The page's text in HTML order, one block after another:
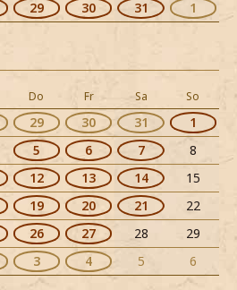
29 30 31 1
Do Fr Sa So
29 30 31
1
5 6 7
8
12 13 14
15
19 20 21
22
26 27 28
29
3 4 5 6